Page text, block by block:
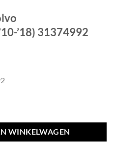
’18) 31374992
WINKELWAGEN